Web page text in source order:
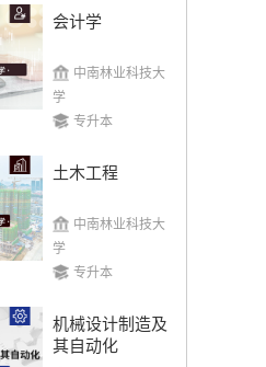
会计学
中南林业科技大
学
专升本
土木工程
中南林业科技大
学
专升本
机械设计制造及
其自动化